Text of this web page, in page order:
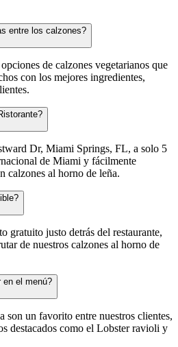
entre los calzones?
de calzones vegetarianos que
con los mejores ingredientes,
Dr, Miami Springs, FL, a solo 5
de Miami y fácilmente
calzones al horno de leña.
gratuito justo detrás del restaurante,
de nuestros calzones al horno de
en el menú?
son un favorito entre nuestros clientes,
destacados como el Lobster ravioli y